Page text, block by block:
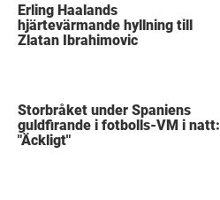
Erling Haalands
hjärtevärmande hyllning till
Zlatan Ibrahimovic
Storbråket under Spaniens
guldfirande i fotbolls-VM i natt:
"Äckligt"